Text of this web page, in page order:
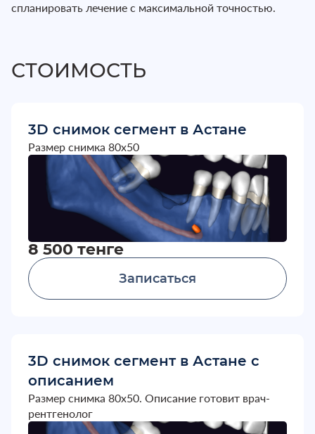
спланировать лечение с максимальной точностью.
СТОИМОСТЬ
3D снимок сегмент в Астане
Размер снимка 80х50
8 500 тенге
Записаться
3D снимок сегмент в Астане с
описанием
Размер снимка 80х50. Описание готовит врач-
рентгенолог